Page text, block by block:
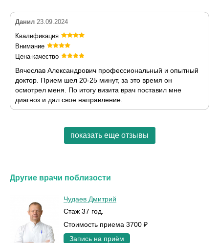
Данил 23.09.2024
Квалификация
Внимание
Цена-качество
Вячеслав Александрович профессиональный и опытный
доктор. Прием шел 20-25 минут, за это время он
осмотрел меня. По итогу визита врач поставил мне
диагноз и дал свое направление.
показать еще отзывы
Другие врачи поблизости
Чудаев Дмитрий
Стаж 37 год.
Стоимость приема 3700 ₽
Запись на приём